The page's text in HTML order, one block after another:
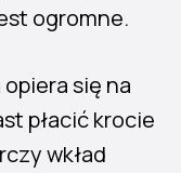
ogromne.
się na
płacić krocie
wkład